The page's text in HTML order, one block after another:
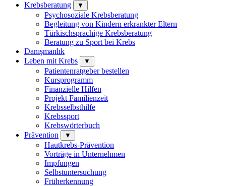
Krebsberatung
▼
Psychosoziale Krebsberatung
Begleitung von Kindern erkrankter Eltern
Türkischsprachige Krebsberatung
Beratung zu Sport bei Krebs
Danışmanlık
Leben mit Krebs
▼
Patientenratgeber bestellen
Kursprogramm
Finanzielle Hilfen
Projekt Familienzeit
Krebsselbsthilfe
Krebssport
Krebswörterbuch
Prävention
▼
Hautkrebs-Prävention
Vorträge in Unternehmen
Impfungen
Selbstuntersuchung
Früherkennung